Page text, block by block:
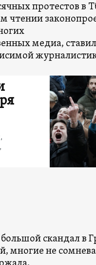
протестов в
чтении
медиа,
скандал в
многие не